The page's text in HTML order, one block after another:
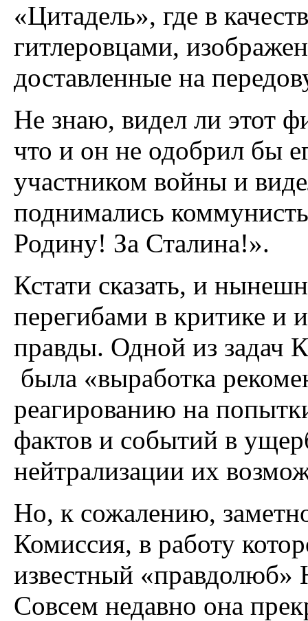
«Цитадель», где в
гитлеровцами,
доставленные на
Не знаю, видел ли этот
что и он не одобрил бы
участником войны и
поднимались
Родину! За Сталина!».
Кстати сказать, и
перегибами в критике и
правды. Одной из задач
была «выработка
реагированию на
фактов и событий в
нейтрализации их
Но, к сожалению,
Комиссия, в работу
известный «правдолюб»
Совсем недавно она